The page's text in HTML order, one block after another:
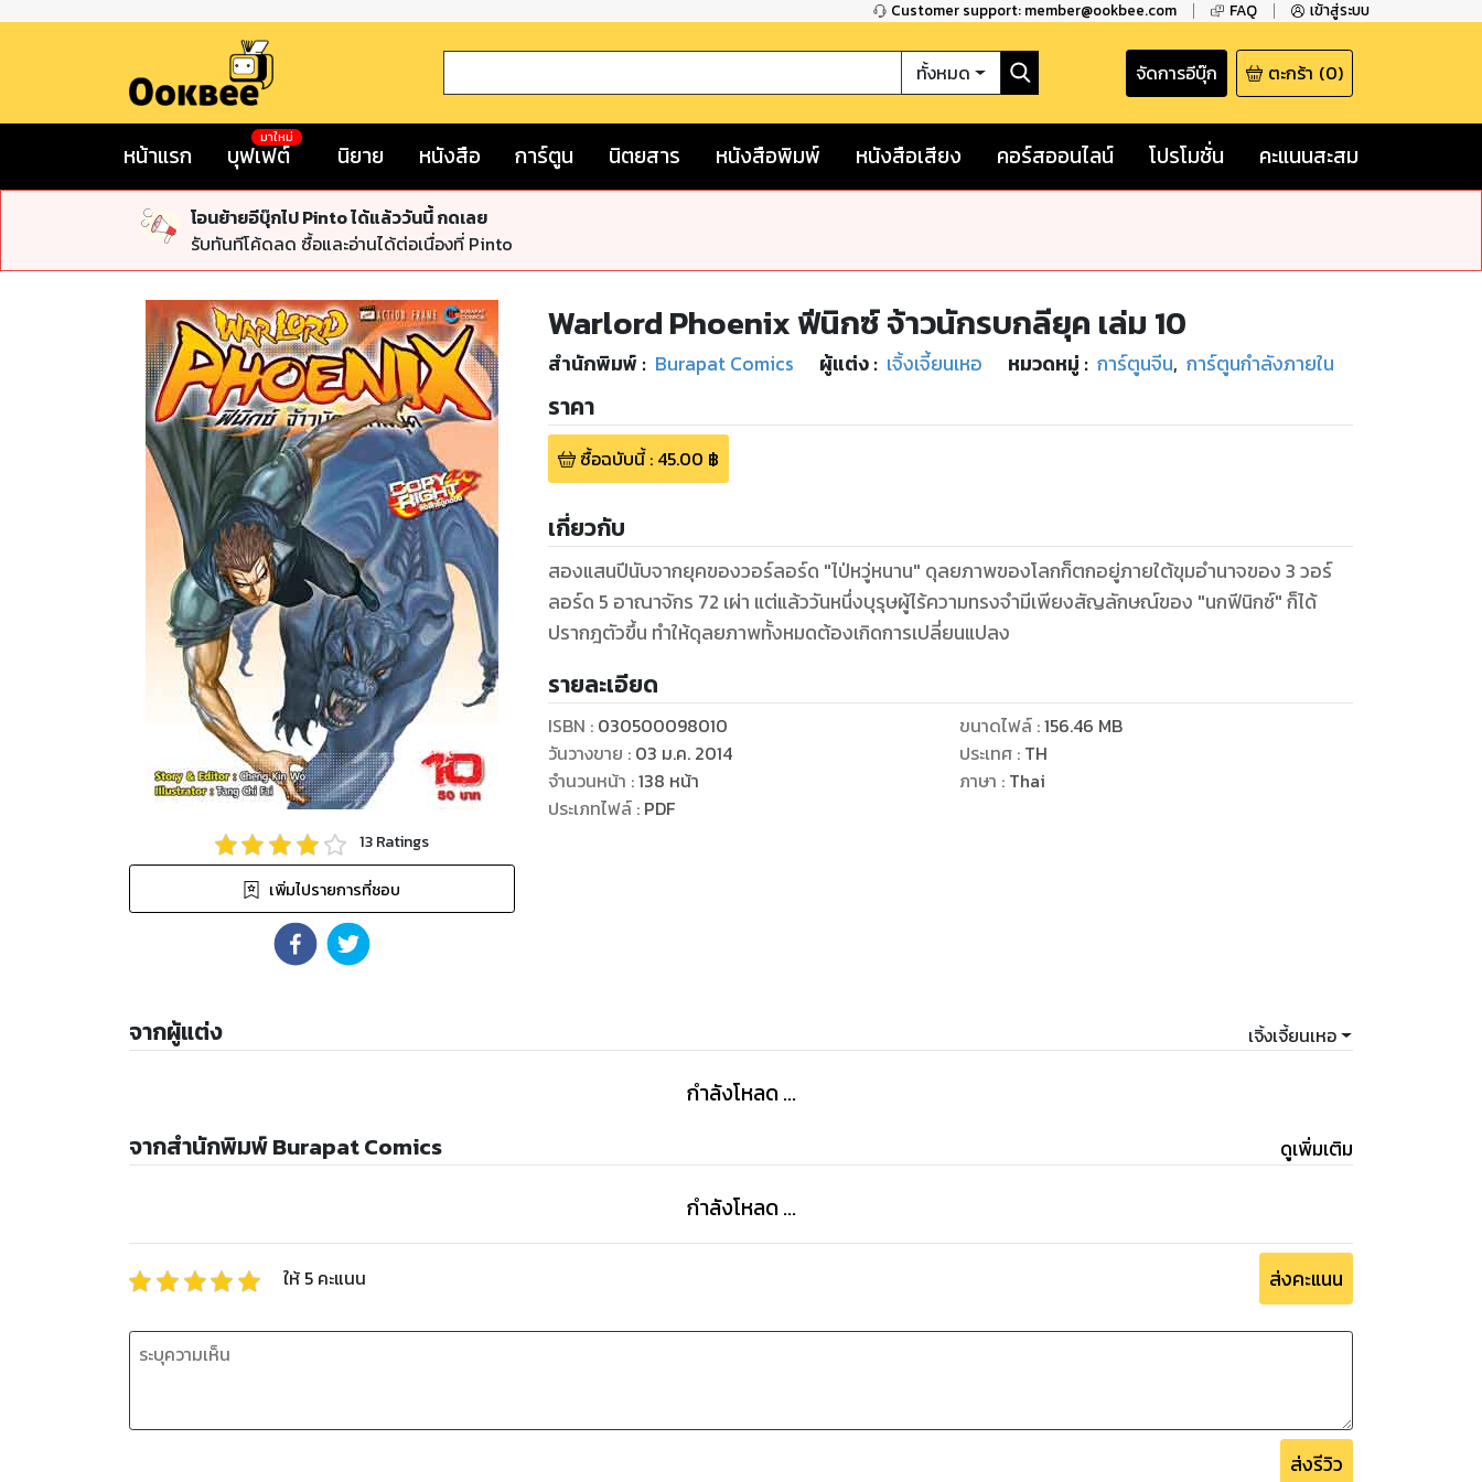
Customer support: member@ookbee.com FAQ เข้าสู่ระบบ
ทั้งหมด จัดการอีบุ๊ก ตะกร้า (0)
หน้าแรก บุฟเฟต์
มาใหม่
นิยาย หนังสือ การ์ตูน นิตยสาร หนังสือพิมพ์ หนังสือเสียง คอร์สออนไลน์ โปรโมชั่น คะแนนสะสม
โอนย้ายอีบุ๊กไป Pinto ได้แล้ววันนี้ กดเลย
รับทันทีโค้ดลด ซื้อและอ่านได้ต่อเนื่องที่ Pinto
13Ratings
เพิ่มไปรายการที่ชอบ
Warlord Phoenix ฟีนิกซ์ จ้าวนักรบกลียุค เล่ม 10
สำนักพิมพ์ : Burapat Comics ผู้แต่ง : เจิ้งเจี้ยนเหอ หมวดหมู่ : การ์ตูนจีน, การ์ตูนกำลังภายใน
ราคา
ซื้อฉบับนี้: 45.00 ฿
เกี่ยวกับ
สองแสนปีนับจากยุคของวอร์ลอร์ด "ไป่หวู่หนาน" ดุลยภาพของโลกก็ตกอยู่ภายใต้ขุมอำนาจของ 3 วอร์
ลอร์ด 5 อาณาจักร 72 เผ่า แต่แล้ววันหนึ่งบุรุษผู้ไร้ความทรงจำมีเพียงสัญลักษณ์ของ "นกฟีนิกซ์" ก็ได้
ปรากฎตัวขึ้น ทำให้ดุลยภาพทั้งหมดต้องเกิดการเปลี่ยนแปลง
รายละเอียด
ISBN : 030500098010
วันวางขาย : 03 ม.ค. 2014
จำนวนหน้า :138 หน้า
ประเภทไฟล์: PDF
ขนาดไฟล์:156.46 MB
ประเทศ : TH
ภาษา : Thai
จากผู้แต่ง เจิ้งเจี้ยนเหอ
กำลังโหลด ...
จากสำนักพิมพ์ Burapat Comics ดูเพิ่มเติม
กำลังโหลด ...
ให้ 5 คะแนน ส่งคะแนน
ส่งรีวิว